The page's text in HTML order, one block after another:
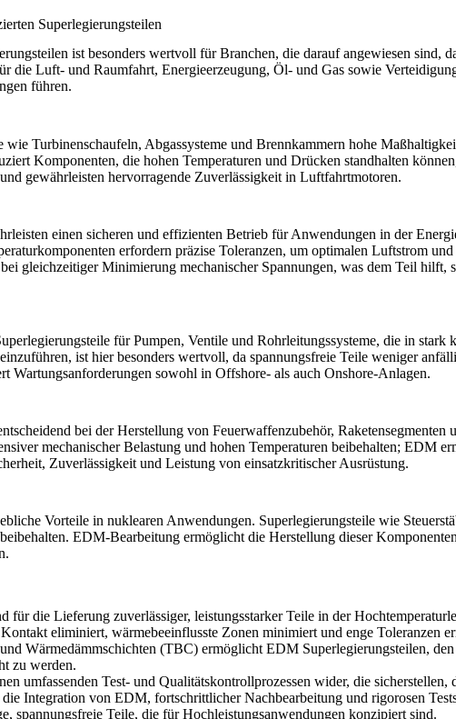
Superlegierungsteilen
ist besonders wertvoll für Branchen, die darauf angewiesen sind,
die Luft- und Raumfahrt, Energieerzeugung, Öl- und Gas sowie
führen.
wie Turbinenschaufeln, Abgassysteme und Brennkammern hohe
Komponenten, die hohen Temperaturen und Drücken standhalten
gewährleisten hervorragende Zuverlässigkeit in Luftfahrtmotoren.
einen sicheren und effizienten Betrieb für Anwendungen in der
erfordern präzise Toleranzen, um optimalen Luftstrom
gleichzeitiger Minimierung mechanischer Spannungen, was dem Teil hilft,
für Pumpen, Ventile und Rohrleitungssysteme, die in
ist hier besonders wertvoll, da spannungsfreie Teile weniger
Wartungsanforderungen sowohl in Offshore- als auch Onshore-Anlagen.
bei der Herstellung von Feuerwaffenzubehör,
mechanischer Belastung und hohen Temperaturen beibehalten; EDM
Zuverlässigkeit und Leistung von einsatzkritischer Ausrüstung.
Vorteile in nuklearen Anwendungen. Superlegierungsteile wie
EDM-Bearbeitung ermöglicht die Herstellung dieser
für die Lieferung zuverlässiger, leistungsstarker Teile in der
eliminiert, wärmebeeinflusste Zonen minimiert und enge
Wärmedämmschichten (TBC) ermöglicht EDM Superlegierungsteilen,
zu werden.
umfassenden Test- und Qualitätskontrollprozessen wider, die sicherstellen,
Integration von EDM, fortschrittlicher Nachbearbeitung und rigorosen
spannungsfreie Teile, die für Hochleistungsanwendungen konzipiert sind.